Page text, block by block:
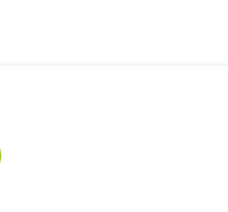
Ve Projelerinize
İle Yanınızdayız!